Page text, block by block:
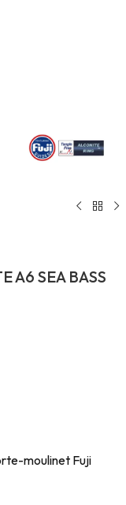
A6 SEA BASS
moulinet Fuji